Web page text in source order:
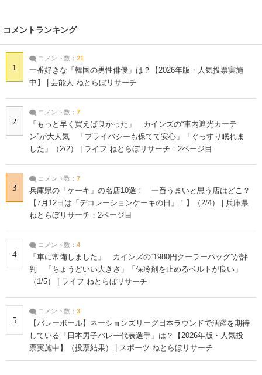
コメントランキング
1
コメント数： 21
一番好きな「韓国の男性俳優」は？【2026年版・人気投票実施
中】 | 芸能人 ねとらぼリサーチ
2
コメント数： 7
「もっと早く買えば良かった」 カインズの“車内遮光カーテ
ン”が大人気 「プライバシーも保てて安心」「ぐっすり眠れま
した」（2/2） | ライフ ねとらぼリサーチ：2ページ目
3
コメント数： 7
兵庫県の「ケーキ」の名店10選！ 一番うまいと思う店はどこ？
【7月12日は「デコレーションケーキの日」！】（2/4） | 兵庫県
ねとらぼリサーチ：2ページ目
4
コメント数： 4
「車に常備しました」 カインズの“1980円クーラーバッグ”が評
判 「ちょうどいい大きさ」「保冷剤を止めるベルトが良い」
（1/5） | ライフ ねとらぼリサーチ
5
コメント数： 3
【バレーボール】ネーションズリーグ日本ラウンドで活躍を期待
している「日本男子バレー代表選手」は？【2026年版・人気投
票実施中】（投票結果） | スポーツ ねとらぼリサーチ